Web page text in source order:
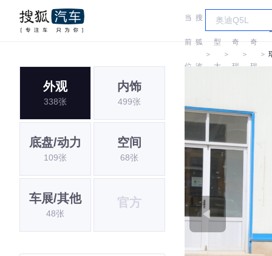
当
前
位
搜
狐
汽
＞
车
型
大
＞
奇
瑞
＞
奇
瑞
＞
外观
338张
内饰
499张
底盘/动力
109张
空间
68张
车展/其他
48张
官方